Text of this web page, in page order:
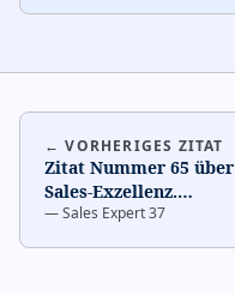
← VORHERIGES ZITAT
Zitat Nummer 65 über
Sales-Exzellenz.…
—Sales Expert 37